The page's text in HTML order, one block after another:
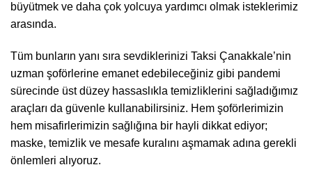
büyütmek ve daha çok yolcuya yardımcı olmak isteklerimiz
arasında.
Tüm bunların yanı sıra sevdiklerinizi Taksi Çanakkale’nin
uzman şoförlerine emanet edebileceğiniz gibi pandemi
sürecinde üst düzey hassaslıkla temizliklerini sağladığımız
araçları da güvenle kullanabilirsiniz. Hem şoförlerimizin
hem misafirlerimizin sağlığına bir hayli dikkat ediyor;
maske, temizlik ve mesafe kuralını aşmamak adına gerekli
önlemleri alıyoruz.